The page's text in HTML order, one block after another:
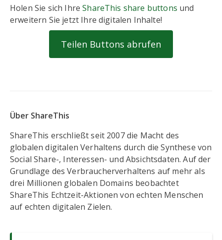
Holen Sie sich IhreShareThis share buttons und
erweitern Sie jetzt Ihre digitalen Inhalte!
Teilen Buttons abrufen
Über ShareThis
ShareThis erschließt seit 2007 die Macht des
globalen digitalen Verhaltens durch die Synthese von
Social Share-, Interessen- und Absichtsdaten. Auf der
Grundlage des Verbraucherverhaltens auf mehr als
drei Millionen globalen Domains beobachtet
ShareThis Echtzeit-Aktionen von echten Menschen
auf echten digitalen Zielen.